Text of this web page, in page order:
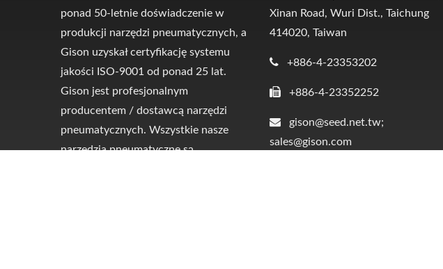
ponad 50-letnie doświadczenie w
produkcji narzędzi pneumatycznych, a
Gison uzyskał certyfikację systemu
jakości ISO-9001 od ponad 25 lat.
Gison jest profesjonalnym
producentem / dostawcą narzędzi
pneumatycznych. Wszystkie nasze
narzędzia pneumatyczne są
Xinan Road, Wuri Dist., Taichung
414020, Taiwan
+886-4-23353202
+886-4-23352252
gison@seed.net.tw;
sales@gison.com